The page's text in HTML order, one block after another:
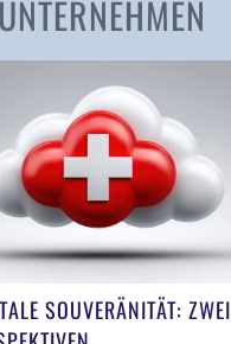
SOUVERÄNITÄT: ZWEI